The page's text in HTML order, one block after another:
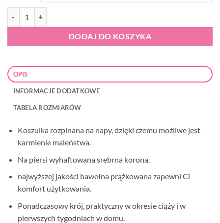
DODAJ DO KOSZYKA
OPIS
INFORMACJE DODATKOWE
TABELA ROZMIARÓW
Koszulka rozpinana na napy, dzięki czemu możliwe jest
karmienie maleństwa.
Na piersi wyhaftowana srebrna korona.
najwyższej jakości bawełna prążkowana zapewni Ci
komfort użytkowania.
Ponadczasowy krój, praktyczny w okresie ciąży i w
pierwszych tygodniach w domu.